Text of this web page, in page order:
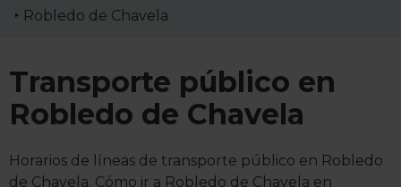
Robledo de Chavela
Transporte público en
Robledo de Chavela
Horarios de líneas de transporte público en Robledo
de Chavela. Cómo ir a Robledo de Chavela en